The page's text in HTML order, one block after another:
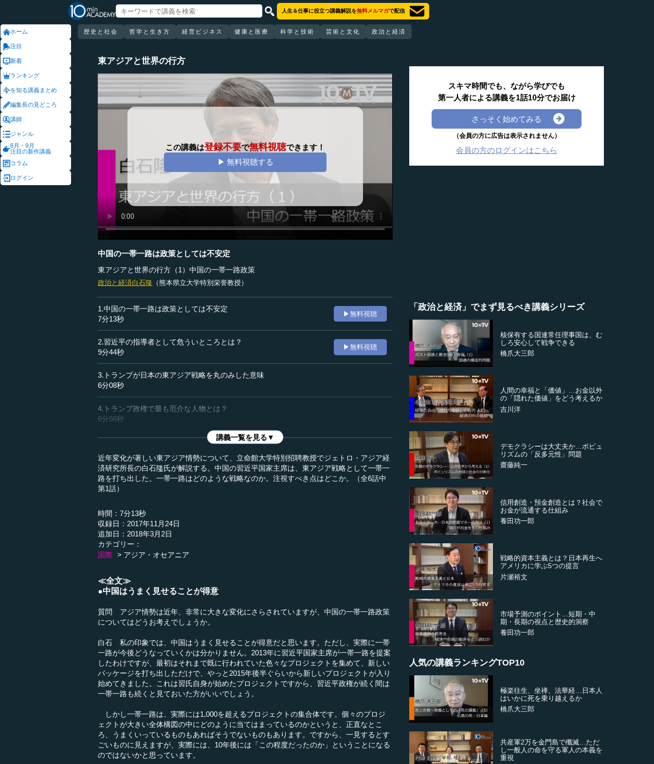
ホーム
注目
新着
ランキング
を知る講義まとめ
編集長の見どころ
講師
ジャンル
8月・9月
注目の新作講義
コラム
ログイン
人生＆仕事に役立つ講義解説を無料メルマガで配信
歴史と社会 哲学と生き方 経営ビジネス 健康と医療 科学と技術 芸術と文化 政治と経済
東アジアと世界の行方
この講義は登録不要で無料視聴できます！
▶ 無料視聴する
中国の一帯一路は政策としては不安定
東アジアと世界の行方（1）中国の一帯一路政策
政治と経済白石隆 （熊本県立大学特別栄誉教授）
1.中国の一帯一路は政策としては不安定
7分13秒
▶無料視聴
2.習近平の指導者として危ういところとは？
9分44秒
▶無料視聴
3.トランプが日本の東アジア戦略を丸のみした意味
6分08秒
4.トランプ政権で最も厄介な人物とは？
6分56秒
講義一覧を見る▼
近年変化が著しい東アジア情勢について、立命館大学特別招聘教授でジェトロ・アジア経
済研究所長の白石隆氏が解説する。中国の習近平国家主席は、東アジア戦略として一帯一
路を打ち出した。一帯一路はどのような戦略なのか。注視すべき点はどこか。（全6話中
第1話）
時間：7分13秒
収録日：2017年11月24日
追加日：2018年3月2日
カテゴリー：
国際
アジア・オセアニア
≪全文≫
●中国はうまく見せることが得意
質問 アジア情勢は近年、非常に大きな変化にさらされていますが、中国の一帯一路政策
についてはどうお考えでしょうか。
白石 私の印象では、中国はうまく見せることが得意だと思います。ただし、実際に一帯
一路が今後どうなっていくかは分かりません。2013年に習近平国家主席が一帯一路を提案
したわけですが、最初はそれまで既に行われていた色々なプロジェクトを集めて、新しい
パッケージを打ち出しただけで、やっと2015年後半ぐらいから新しいプロジェクトが入り
始めてきました。これは習氏自身が始めたプロジェクトですから、習近平政権が続く間は
一帯一路も続くと見ておいた方がいいでしょう。
しかし一帯一路は、実際には1,000を超えるプロジェクトの集合体です。個々のプロジ
ェクトが大きい全体構図の中にどのように当てはまっているのかというと、正直なとこ
ろ、うまくいっているものもあればそうでないものもあります。ですから、一見するとす
ごいものに見えますが、実際には、10年後には「この程度だったのか」ということになる
のではないかと思っています。
スキマ時間でも、ながら学びでも
第一人者による講義を1話10分でお届け
さっそく始めてみる
（会員の方に広告は表示されません）
会員の方のログインはこちら
「政治と経済」でまず見るべき講義シリーズ
核保有する国連常任理事国は、む
しろ安心して戦争できる
橋爪大三郎
人間の幸福と「価値」…お金以外
の「隠れた価値」をどう考えるか
吉川洋
デモクラシーは大丈夫か…ポピュ
リズムの「反多元性」問題
齋藤純一
信用創造・預金創造とは？社会で
お金が流通する仕組み
養田功一郎
戦略的資本主義とは？日本再生へ
アメリカに学ぶ5つの提言
片瀬裕文
市場予測のポイント…短期・中
期・長期の視点と歴史的洞察
養田功一郎
人気の講義ランキングTOP10
極楽往生、坐禅、法華経…日本人
はいかに死を乗り越えるか
橋爪大三郎
共産軍2万を金門島で殲滅…ただ
し一般人の命を守る軍人の本義を
重視